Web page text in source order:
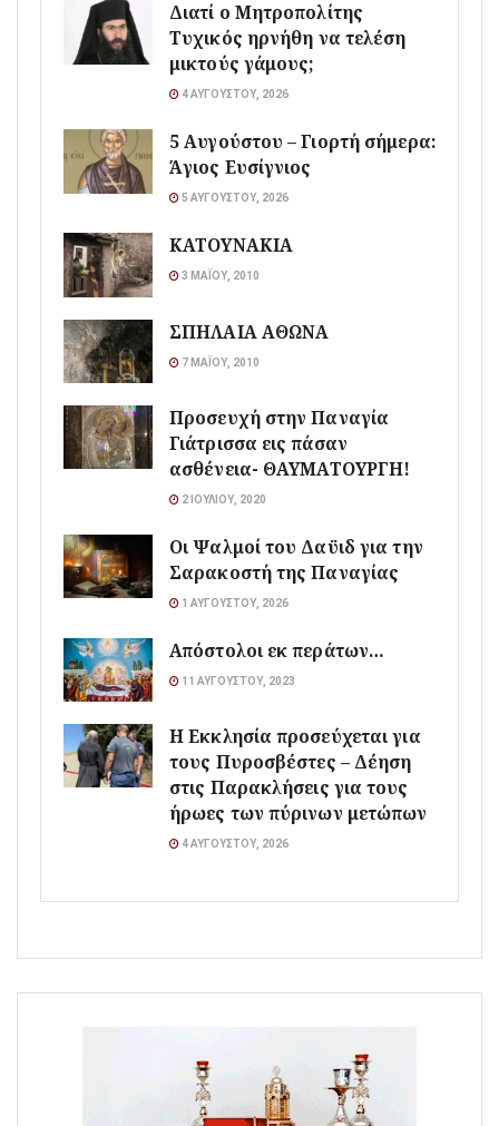
Διατί ο Μητροπολίτης
Τυχικός ηρνήθη να τελέση
μικτούς γάμους;
4 ΑΥΓΟΎΣΤΟΥ, 2026
5 Αυγούστου – Γιορτή σήμερα:
Άγιος Ευσίγνιος
5 ΑΥΓΟΎΣΤΟΥ, 2026
ΚΑΤΟΥΝΑΚΙΑ
3 ΜΑΪ́ΟΥ, 2010
ΣΠΗΛΑΙΑ ΑΘΩΝΑ
7 ΜΑΪ́ΟΥ, 2010
Προσευχή στην Παναγία
Γιάτρισσα εις πάσαν
ασθένεια- ΘΑΥΜΑΤΟΥΡΓΗ!
2 ΙΟΥΛΊΟΥ, 2020
Οι Ψαλμοί του Δαϋιδ για την
Σαρακοστή της Παναγίας
1 ΑΥΓΟΎΣΤΟΥ, 2026
Απόστολοι εκ περάτων…
11 ΑΥΓΟΎΣΤΟΥ, 2023
Η Εκκλησία προσεύχεται για
τους Πυροσβέστες – Δέηση
στις Παρακλήσεις για τους
ήρωες των πύρινων μετώπων
4 ΑΥΓΟΎΣΤΟΥ, 2026